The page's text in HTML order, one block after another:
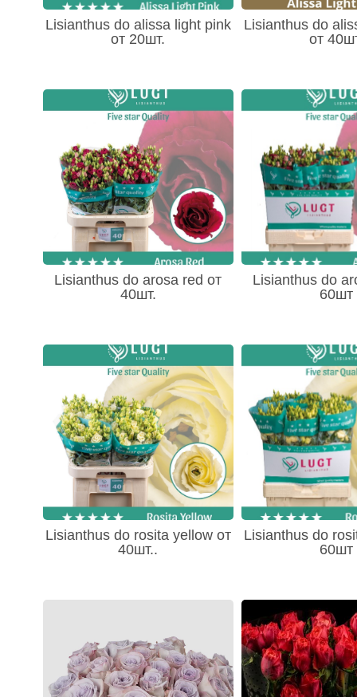
- Стрелитция (Srelitzia) 5
- Трахелиум (Trachelium) 5
- Тысячелистник (Achillea) 4
- Фрезия (Freziya) 41
- Целозия (Celosia) 11
- Эпифиллум (Oxypetalum) 6
- Эхмея 1
- Остальное 243
- Эремурус (Eremurus) 5
Lisianthus do alissa light pink
от 20шт.
Lisianthus do
от
Lisianthus do arosa red от
40шт.
Lisianthus do
60шт
Lisianthus do rosita yellow от
40шт..
Lisianthus do
60шт